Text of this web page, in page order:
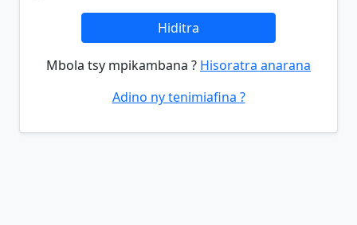
Hiditra
Mbola tsy mpikambana ? Hisoratra anarana
Adino ny tenimiafina ?